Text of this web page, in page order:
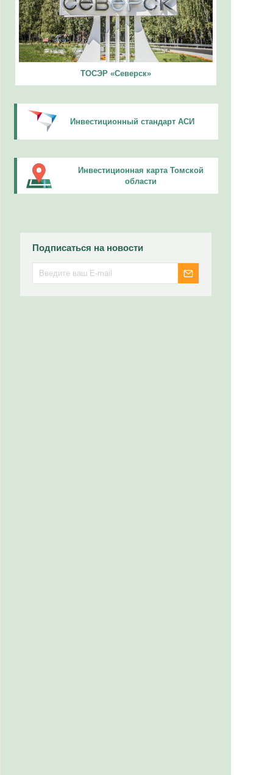
ТОСЭР «Северск»
Инвестиционный стандарт АСИ
Инвестиционная карта Томской
области
Подписаться на новости